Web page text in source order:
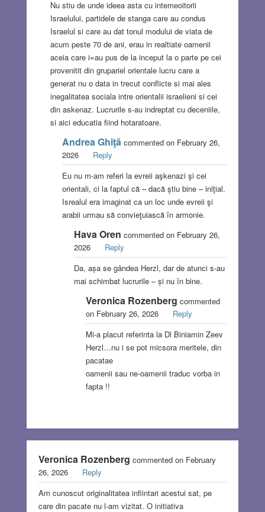
Nu stiu de unde ideea asta cu intemeoitorii
Israelului, partidele de stanga care au condus
Israelul si care au dat tonul modului de viata de
acum peste 70 de ani, erau in realtiate oamenii
aceia care i=au pus de la inceput la o parte pe cei
provenitit din grupariel orientale lucru care a
generat nu o data in trecut conflicte si mai ales
inegalitatea sociala intre orientalii israelieni si cei
din askenaz. Lucrurile s-au indreptat cu deceniile,
si aici educatia fiind hotaratoare.
Andrea Ghiţă commented on February 26,
2026
Reply
Eu nu m-am referi la evreii aşkenazi şi cei
orientali, ci la faptul că – dacă ştiu bine – iniţial.
Isrealul era imaginat ca un loc unde evreii şi
arabii urmau să convieţuiască în armonie.
Hava Oren commented on February 26,
2026
Reply
Da, așa se gândea Herzl, dar de atunci s-au
mai schimbat lucrurile – și nu în bine.
Veronica Rozenberg commented
on February 26, 2026
Reply
Mi-a placut referinta la Dl Biniamin Zeev
Herzl…nu i se pot micsora meritele, din
pacatae
oamenii sau ne-oamenii traduc vorba in
fapta !!
Veronica Rozenberg commented on February
26, 2026
Reply
Am cunoscut originalitatea infiintari acestui sat, pe
care din pacate nu l-am vizitat. O initiativa